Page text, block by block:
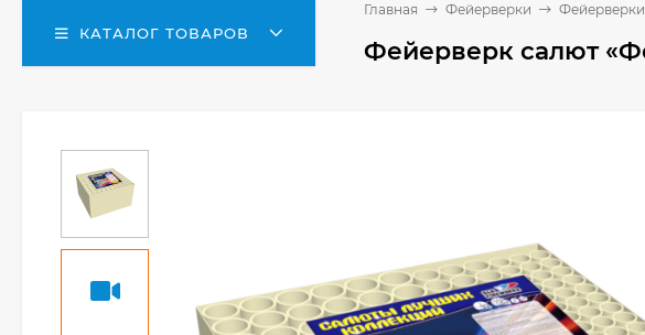
КАТАЛОГ ТОВАРОВ
Главная Фейерверки Фейерверки
Фейерверк салют